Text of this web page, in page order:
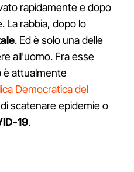
rapidamente e dopo
La rabbia, dopo lo
. Ed è solo una delle
all'uomo. Fra esse
è attualmente
Democratica del
scatenare epidemie o
19.